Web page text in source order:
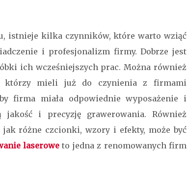
istnieje kilka czynników, które warto wziąć
i profesjonalizm firmy. Dobrze jest
ich wcześniejszych prac. Można również
którzy mieli już do czynienia z firmami
firma miała odpowiednie wyposażenie i
jakość i precyzję grawerowania. Również
różne czcionki, wzory i efekty, może być
laserowe to jedna z renomowanych firm